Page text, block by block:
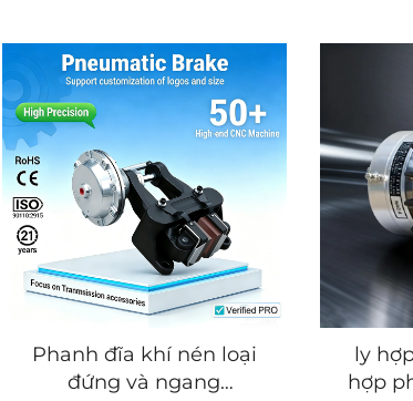
Phanh đĩa khí nén loại
đứng và ngang
ly
hợp